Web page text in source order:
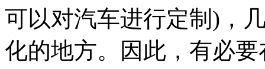
可以对汽车进行定制)，
化的地方。因此，有必